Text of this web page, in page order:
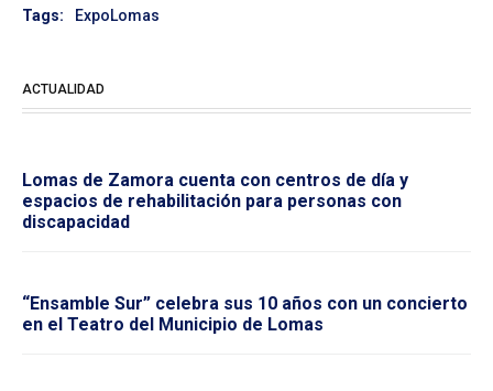
Tags: ExpoLomas
ACTUALIDAD
Lomas de Zamora cuenta con centros de día y
espacios de rehabilitación para personas con
discapacidad
“Ensamble Sur” celebra sus 10 años con un concierto
en el Teatro del Municipio de Lomas